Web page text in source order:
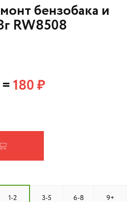
бензобака и
RW8508
=180 ₽
1-2 3-5 6-8 9+